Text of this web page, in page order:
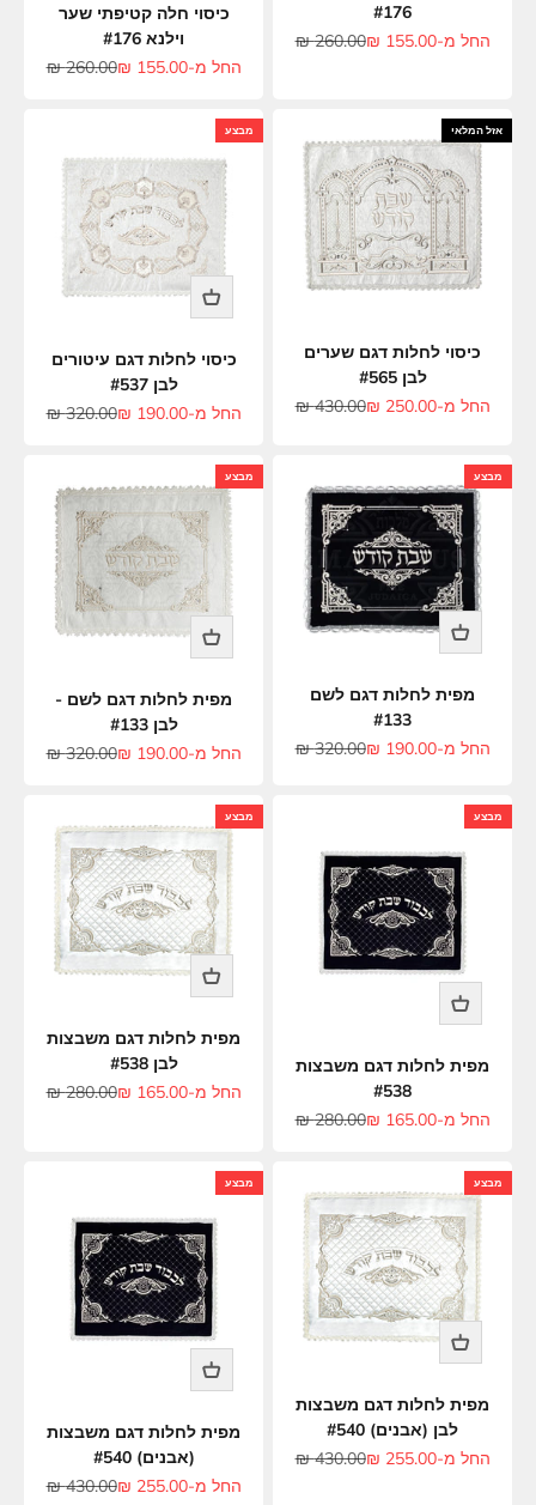
#176
מחיר מבצע
החל מ-155.00 ₪ מחיר רגיל
260.00 ₪
כיסוי חלה קטיפתי שער
וילנא #176
מחיר מבצע
החל מ-155.00 ₪ מחיר רגיל
260.00 ₪
אזל המלאי
כיסוי לחלות דגם שערים
לבן #565
מחיר מבצע
החל מ-250.00 ₪ מחיר רגיל
430.00 ₪
מבצע
כיסוי לחלות דגם עיטורים
לבן #537
מחיר מבצע
החל מ-190.00 ₪ מחיר רגיל
320.00 ₪
מבצע
מפית לחלות דגם לשם
#133
מחיר מבצע
החל מ-190.00 ₪ מחיר רגיל
320.00 ₪
מבצע
מפית לחלות דגם לשם -
לבן #133
מחיר מבצע
החל מ-190.00 ₪ מחיר רגיל
320.00 ₪
מבצע
מפית לחלות דגם משבצות
#538
מחיר מבצע
החל מ-165.00 ₪ מחיר רגיל
280.00 ₪
מבצע
מפית לחלות דגם משבצות
לבן #538
מחיר מבצע
החל מ-165.00 ₪ מחיר רגיל
280.00 ₪
מבצע
מפית לחלות דגם משבצות
לבן (אבנים) #540
מחיר מבצע
החל מ-255.00 ₪ מחיר רגיל
430.00 ₪
מבצע
מפית לחלות דגם משבצות
(אבנים) #540
מחיר מבצע
החל מ-255.00 ₪ מחיר רגיל
430.00 ₪